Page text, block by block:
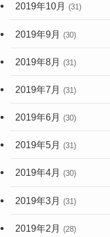
2019年10月 (31)
2019年9月 (30)
2019年8月 (31)
2019年7月 (31)
2019年6月 (30)
2019年5月 (31)
2019年4月 (30)
2019年3月 (31)
2019年2月 (28)